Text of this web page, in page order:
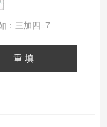
：三加四=7